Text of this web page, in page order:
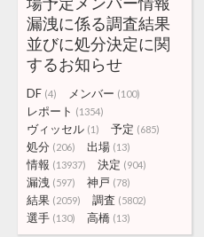
漏洩に係る調査結果
並びに処分決定に関
するお知らせ
DF (4) メンバー (100)
レポート (1354)
ヴィッセル (1) 予定 (685)
処分 (206) 出場 (13)
情報 (13937) 決定 (904)
漏洩 (597) 神戸 (78)
結果 (2059) 調査 (5802)
選手 (130) 高橋 (13)